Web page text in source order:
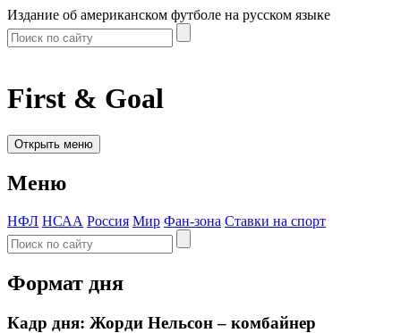
Издание об американском футболе на русском языке
First & Goal
Открыть меню
Меню
НФЛ НСАА Россия Мир Фан-зона Ставки на спорт
Формат дня
Кадр дня: Жорди Нельсон – комбайнер